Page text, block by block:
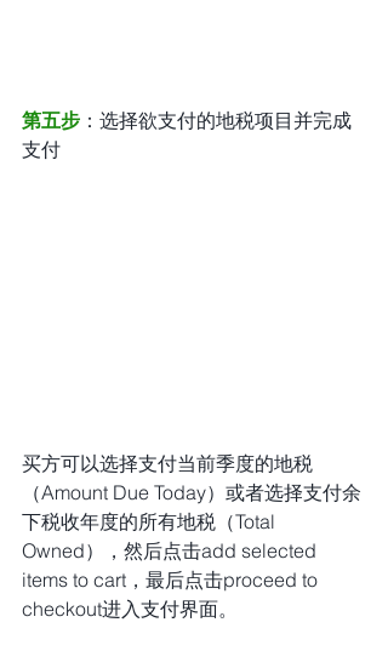
第五步 ：选择欲支付的地税项目并完成
支付
买方可以选择支付当前季度的地税
（Amount Due Today）或者选择支付余
下税收年度的所有地税（Total
Owned），然后点击add selected
items to cart，最后点击proceed to
checkout进入支付界面。